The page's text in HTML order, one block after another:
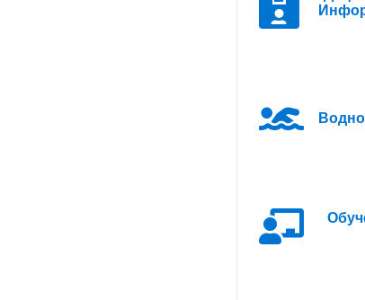
приеме ученици в следните